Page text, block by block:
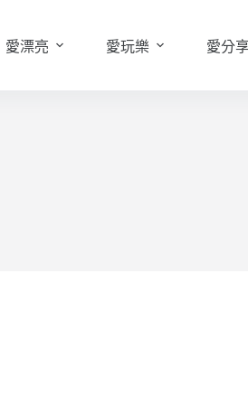
愛漂亮 愛玩樂 愛分